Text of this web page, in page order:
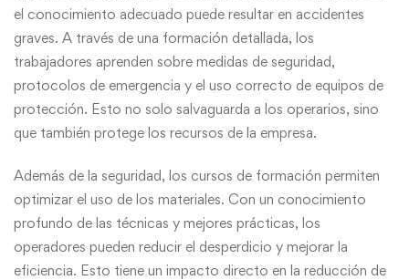
el conocimiento adecuado puede resultar en accidentes
graves. A través de una formación detallada, los
trabajadores aprenden sobre medidas de seguridad,
protocolos de emergencia y el uso correcto de equipos de
protección. Esto no solo salvaguarda a los operarios, sino
que también protege los recursos de la empresa.
Además de la seguridad, los cursos de formación permiten
optimizar el uso de los materiales. Con un conocimiento
profundo de las técnicas y mejores prácticas, los
operadores pueden reducir el desperdicio y mejorar la
eficiencia. Esto tiene un impacto directo en la reducción de